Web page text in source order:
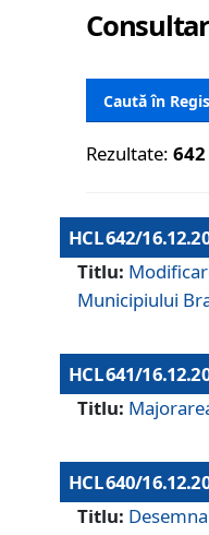
Caută în
Rezultate:642
HCL 642/
Titlu:
Municipiului
HCL 641/
Titlu:
HCL 640/
Titlu: